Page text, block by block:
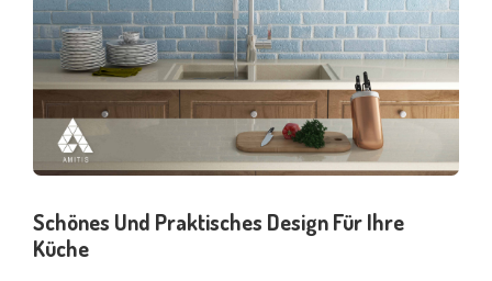
Schönes Und Praktisches Design Für Ihre
Küche